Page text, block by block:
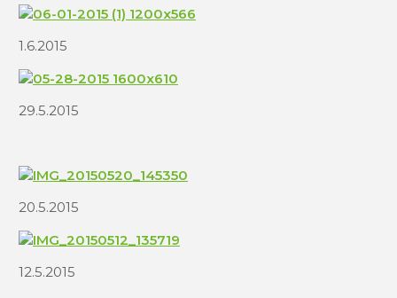
1.6.2015
29.5.2015
20.5.2015
12.5.2015